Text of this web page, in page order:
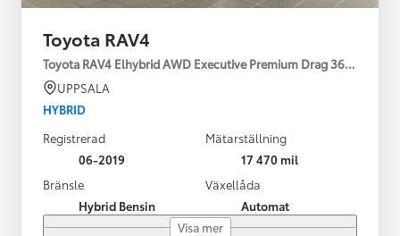
Toyota RAV4
Toyota RAV4 Elhybrid AWD Executive Premium Drag 360-kamera
UPPSALA
HYBRID
Registrerad
06-2019
Mätarställning
17 470 mil
Bränsle
Hybrid Bensin
Växellåda
Automat
Visa mer